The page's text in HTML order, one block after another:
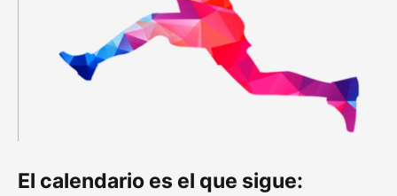
El calendario es el que sigue: